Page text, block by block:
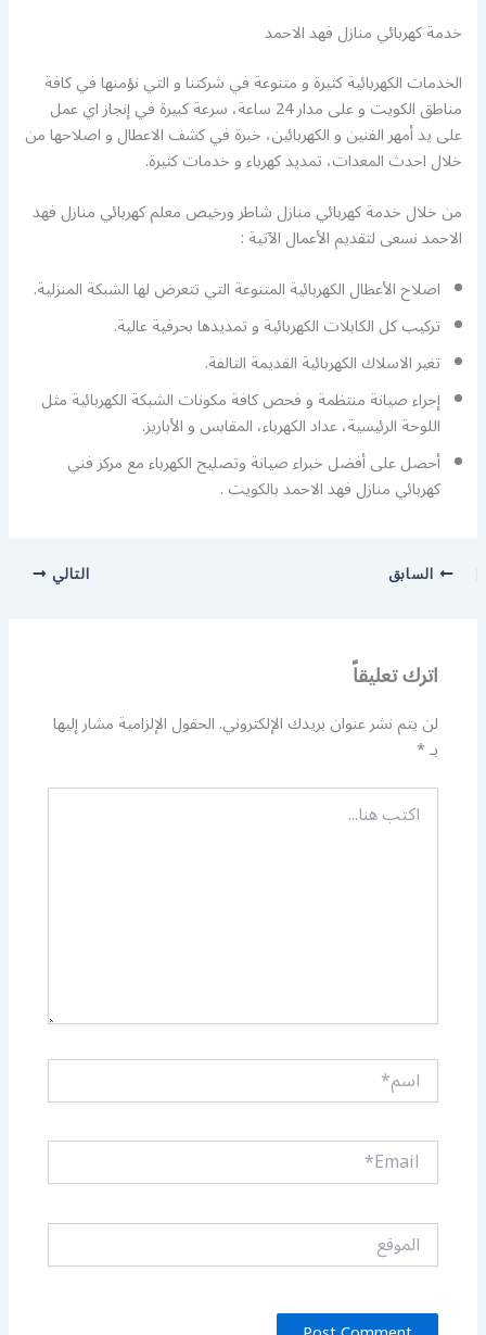
خدمة كهربائي منازل فهد الاحمد
الخدمات الكهربائية كثيرة و متنوعة في شركتنا و التي نؤمنها في كافة
مناطق الكويت و على مدار 24 ساعة، سرعة كبيرة في إنجاز اي عمل
على يد أمهر الفنين و الكهربائين، خبرة في كشف الاعطال و اصلاحها من
خلال احدث المعدات، تمديد كهرباء و خدمات كثيرة.
من خلال خدمة كهربائي منازل شاطر ورخيص معلم كهربائي منازل فهد
الاحمد نسعى لتقديم الأعمال الآتية :
اصلاح الأعطال الكهربائية المتنوعة التي تتعرض لها الشبكة المنزلية.
تركيب كل الكابلات الكهربائية و تمديدها بحرفية عالية.
تغير الاسلاك الكهربائية القديمة التالفة.
إجراء صيانة منتظمة و فحص كافة مكونات الشبكة الكهربائية مثل
اللوحة الرئيسية، عداد الكهرباء، المقابس و الأباريز.
أحصل على أفضل خبراء صيانة وتصليح الكهرباء مع مركز فني
كهربائي منازل فهد الاحمد بالكويت .
السابق التالي
اترك تعليقاً
لن يتم نشر عنوان بريدك الإلكتروني.الحقول الإلزامية مشار إليها
بـ*
اكتب
هنا...
اسم*
Email*
الموقع